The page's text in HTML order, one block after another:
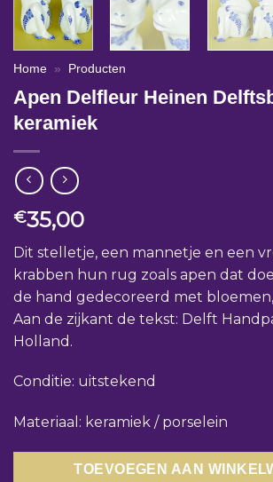
Home » Producten
Apen Delfleur Heinen
keramiek
€35,00
Dit stelletje, een mannetje en een
krabben hun rug zoals apen dat
de hand gedecoreerd met
Aan de zijkant de tekst: Delft
Holland.
Conditie: uitstekend
Materiaal: keramiek / porselein
TOEVOEGEN AAN